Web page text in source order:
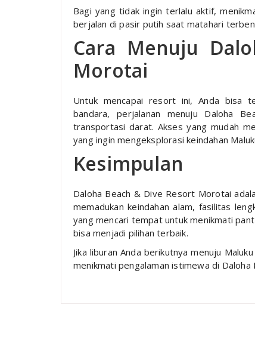
Bagi yang tidak ingin terlalu aktif,
berjalan di pasir putih saat matahari
Cara Menuju
Morotai
Untuk mencapai resort ini, Anda bisa
bandara, perjalanan menuju Daloha
transportasi darat. Akses yang mudah
yang ingin mengeksplorasi keindahan
Kesimpulan
Daloha Beach & Dive Resort Morotai
memadukan keindahan alam, fasilitas
yang mencari tempat untuk menikmati
bisa menjadi pilihan terbaik.
Jika liburan Anda berikutnya menuju
menikmati pengalaman istimewa di